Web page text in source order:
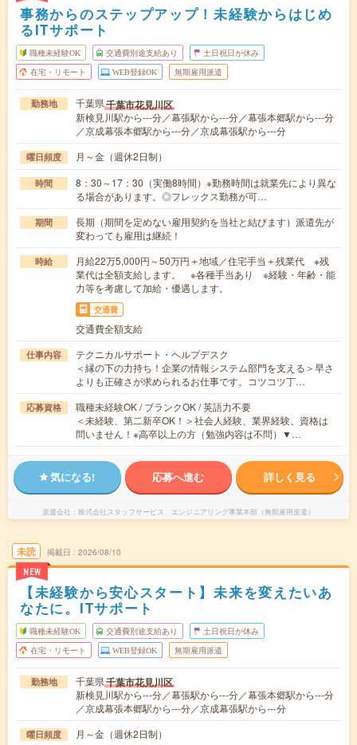
事務からのステップアップ！未経験からはじめ
るITサポート
職種未経験OK 交通費別途支給あり 土日祝日が休み
在宅・リモート WEB登録OK 無期雇用派遣
勤務地 千葉県千葉市花見川区
新検見川駅から---分／幕張駅から---分／幕張本郷駅から---分
／京成幕張本郷駅から---分／京成幕張駅から---分
曜日頻度 月～金（週休2日制）
時間
8：30～17：30（実働8時間）※勤務時間は就業先により異な
る場合があります。◎フレックス勤務が可…
期間
長期（期間を定めない雇用契約を当社と結びます）派遣先が
変わっても雇用は継続！
時給
月給22万5,000円～50万円＋地域／住宅手当＋残業代 ※残
業代は全額支給します。 ※各種手当あり ※経験・年齢・能
力等を考慮して加給・優遇します。
交通費
交通費全額支給
仕事内容
テクニカルサポート・ヘルプデスク
＜縁の下の力持ち！企業の情報システム部門を支える＞早さ
よりも正確さが求められるお仕事です。コツコツ丁…
応募資格
職種未経験OK / ブランクOK / 英語力不要
＜未経験、第二新卒OK！＞社会人経験、業界経験、資格は
問いません！※高卒以上の方（勉強内容は不問）▼…
気になる! 応募へ進む 詳しく見る
派遣会社 株式会社スタッフサービス エンジニアリング事業本部（無期雇用派遣）
未読
NEW
掲載日 2026/08/10
【未経験から安心スタート】未来を変えたいあ
なたに。ITサポート
職種未経験OK 交通費別途支給あり 土日祝日が休み
在宅・リモート WEB登録OK 無期雇用派遣
勤務地 千葉県千葉市花見川区
新検見川駅から---分／幕張駅から---分／幕張本郷駅から---分
／京成幕張本郷駅から---分／京成幕張駅から---分
曜日頻度 月～金（週休2日制）